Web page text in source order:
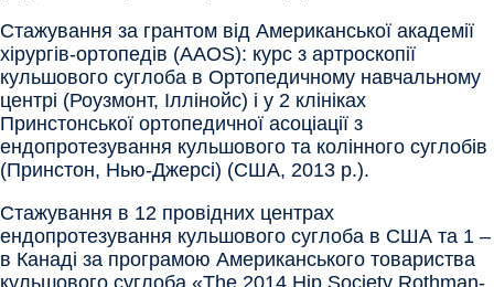
Стажування за грантом від Американської академії
хірургів-ортопедів (AAOS): курс з артроскопії
кульшового суглоба в Ортопедичному навчальному
центрі (Роузмонт, Іллінойс) і у 2 клініках
Принстонської ортопедичної асоціації з
ендопротезування кульшового та колінного суглобів
(Принстон, Нью-Джерсі) (США, 2013 р.).
Стажування в 12 провідних центрах
ендопротезування кульшового суглоба в США та 1 –
в Канаді за програмою Американського товариства
кульшового суглоба «The 2014 Hip Society Rothman-